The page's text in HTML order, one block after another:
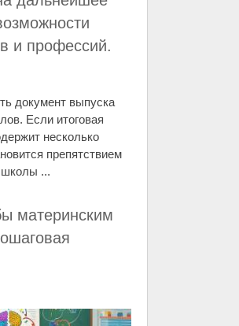
и профессий.
документ выпуска
Если итоговая
несколько
препятствием
...
материнским